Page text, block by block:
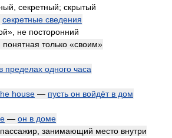
секретный; скрытый
секретные сведения
не посторонний
только «своим»
в пределах одного часа
house — пусть он войдёт в дом
— он в доме
занимающий место внутри